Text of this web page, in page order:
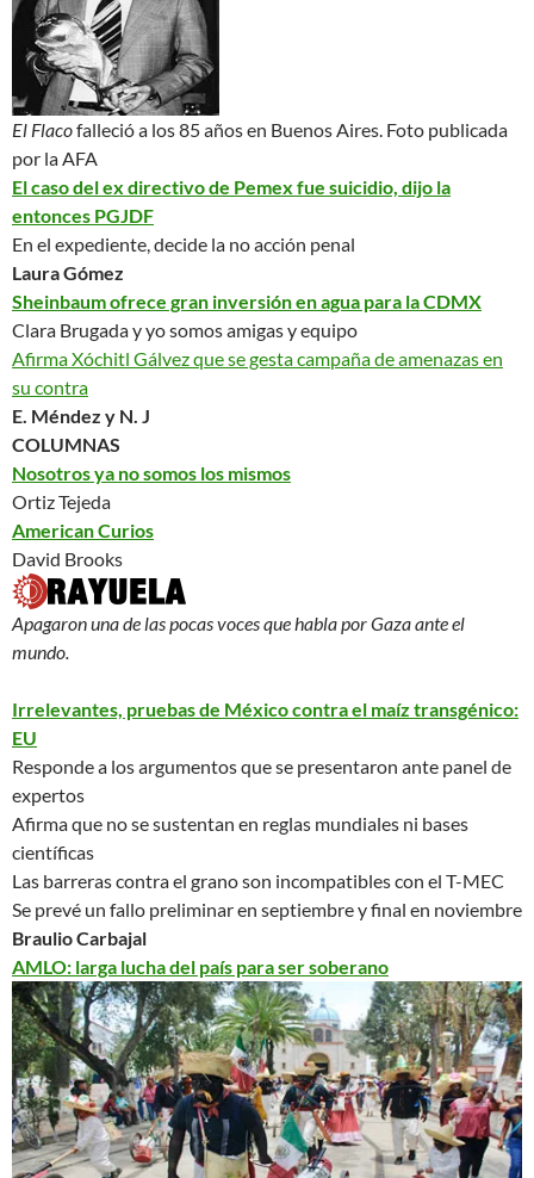
El Flacofalleció a los 85 años en Buenos Aires. Foto publicada
por la AFA
El caso del ex directivo de Pemex fue suicidio, dijo la
entonces PGJDF
En el expediente, decide la no acción penal
Laura Gómez
Sheinbaum ofrece gran inversión en agua para la CDMX
Clara Brugada y yo somos amigas y equipo
Afirma Xóchitl Gálvez que se gesta campaña de amenazas en
su contra
E. Méndez y N. J
COLUMNAS
Nosotros ya no somos los mismos
Ortiz Tejeda
American Curios
David Brooks
Apagaron una de las pocas voces que habla por Gaza ante el
mundo.
Irrelevantes, pruebas de México contra el maíz transgénico:
EU
Responde a los argumentos que se presentaron ante panel de
expertos
Afirma que no se sustentan en reglas mundiales ni bases
científicas
Las barreras contra el grano son incompatiblescon el T-MEC
Se prevé un fallo preliminar en septiembre y final en noviembre
Braulio Carbajal
AMLO: larga lucha del país para ser soberano